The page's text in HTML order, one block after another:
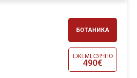
БОТАНИКА
ЕЖЕМЕСЯЧНО
490€